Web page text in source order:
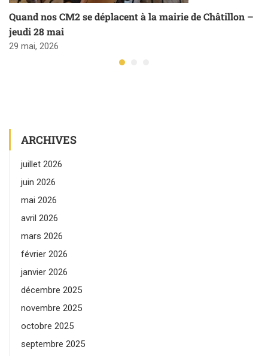
Quand nos CM2 se déplacent à la mairie de Châtillon –
jeudi 28 mai
29 mai, 2026
ARCHIVES
juillet 2026
juin 2026
mai 2026
avril 2026
mars 2026
février 2026
janvier 2026
décembre 2025
novembre 2025
octobre 2025
septembre 2025